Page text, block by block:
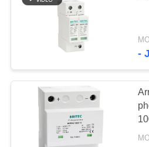
dispositif de
protection
montée
C.C
-